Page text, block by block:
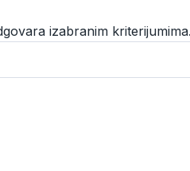
izabranim kriterijumima.